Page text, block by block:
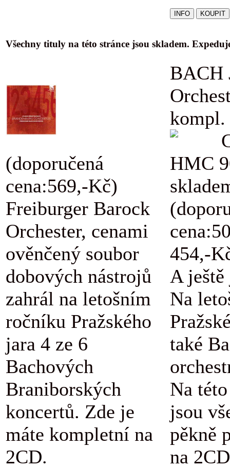
Všechny tituly na této stránce jsou skladem.
(doporučená
cena:569,-Kč)
Freiburger Barock
Orchester, cenami
ověnčený soubor
dobových nástrojů
zahrál na letošním
ročníku Pražského
jara 4 ze 6
Bachových
Braniborských
koncertů. Zde je
máte kompletní na
2CD.
BACH
kompl.
HMC
454,-
A
Na
také
Na
jsou
pěkně
na